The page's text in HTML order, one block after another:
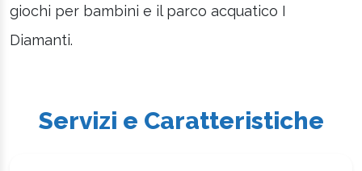
giochi per bambini e il parco acquatico I
Diamanti.
Servizi e Caratteristiche